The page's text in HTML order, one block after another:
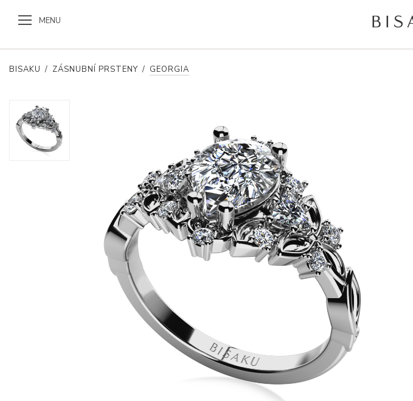
MENU
BISAKU / ZÁSNUBNÍ PRSTENY / GEORGIA